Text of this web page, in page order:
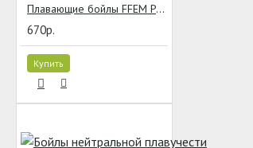
Плавающие бойлы FFEM Pop-Up Match Micro Cherry Plum (Вишня & Слива) 8 мм
670р.
Купить